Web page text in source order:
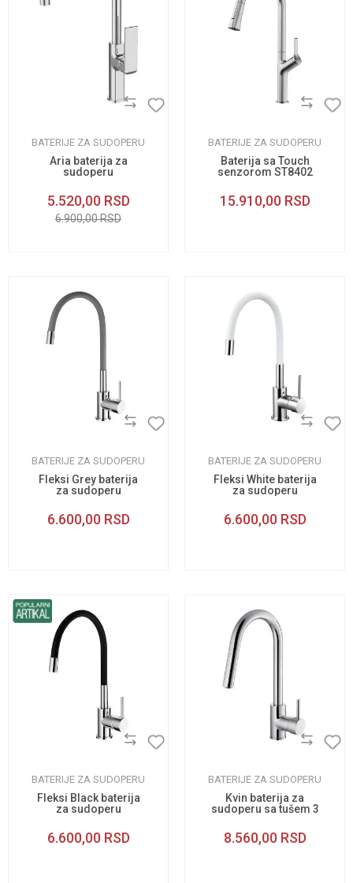
BATERIJE ZA SUDOPERU
Aria baterija za
sudoperu
5.520,00 RSD
6.900,00RSD
BATERIJE ZA SUDOPERU
Baterija sa Touch
senzorom ST8402
15.910,00 RSD
BATERIJE ZA SUDOPERU
Fleksi Grey baterija
za sudoperu
6.600,00 RSD
BATERIJE ZA SUDOPERU
Fleksi White baterija
za sudoperu
6.600,00 RSD
BATERIJE ZA SUDOPERU
Fleksi Black baterija
za sudoperu
6.600,00 RSD
BATERIJE ZA SUDOPERU
Kvin baterija za
sudoperu sa tušem 3
8.560,00 RSD